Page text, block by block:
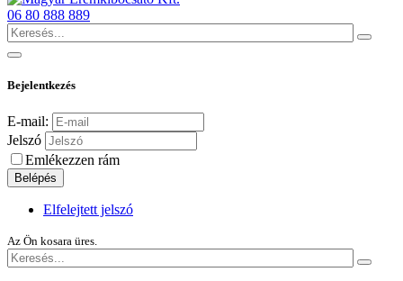
06 80 888 889
Bejelentkezés
E-mail:
Jelszó
Emlékezzen rám
Belépés
Elfelejtett jelszó
Az Ön kosara üres.